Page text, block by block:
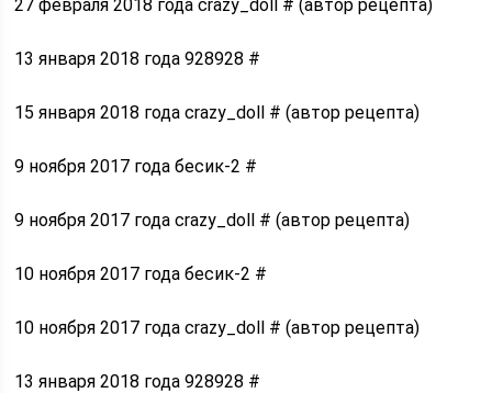
27 февраля 2018 года crazy_doll # (автор рецепта)
13 января 2018 года 928928 #
15 января 2018 года crazy_doll # (автор рецепта)
9 ноября 2017 года бесик-2 #
9 ноября 2017 года crazy_doll # (автор рецепта)
10 ноября 2017 года бесик-2 #
10 ноября 2017 года crazy_doll # (автор рецепта)
13 января 2018 года 928928 #